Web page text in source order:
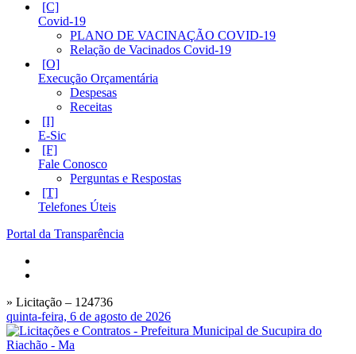
Covid-19
PLANO DE VACINAÇÃO COVID-19
Relação de Vacinados Covid-19
Execução Orçamentária
Despesas
Receitas
E-Sic
Fale Conosco
Perguntas e Respostas
Telefones Úteis
Portal da Transparência
» Licitação – 124736
quinta-feira, 6 de agosto de 2026